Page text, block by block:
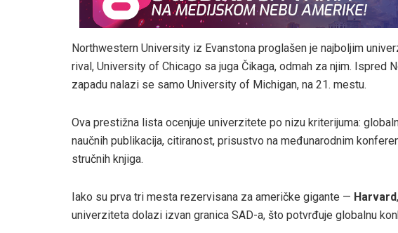
Northwestern University iz Evanstona proglašen je najboljim
rival, University of Chicago sa juga Čikaga, odmah za njim. Ispred
zapadu nalazi se samo University of Michigan, na 21. mestu.
Ova prestižna lista ocenjuje univerzitete po nizu kriterijuma:
naučnih publikacija, citiranost, prisustvo na međunarodnim
stručnih knjiga.
Iako su prva tri mesta rezervisana za američke gigante — Harvard,
univerziteta dolazi izvan granica SAD-a, što potvrđuje globalnu